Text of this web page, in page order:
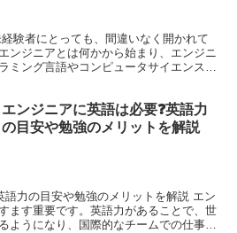
験者にとっても、間違いなく開かれて
ンジニアとは何かから始まり、エンジニ
ミング言語やコンピュータサイエンスの
エンジニアに英語は必要❓英語力
の目安や勉強のメリットを解説
語力の目安や勉強のメリットを解説 エン
ます重要です。英語力があることで、世
ようになり、国際的なチームでの仕事が